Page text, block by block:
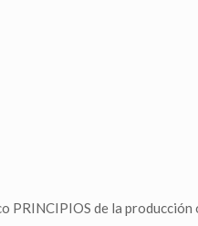
de la producción